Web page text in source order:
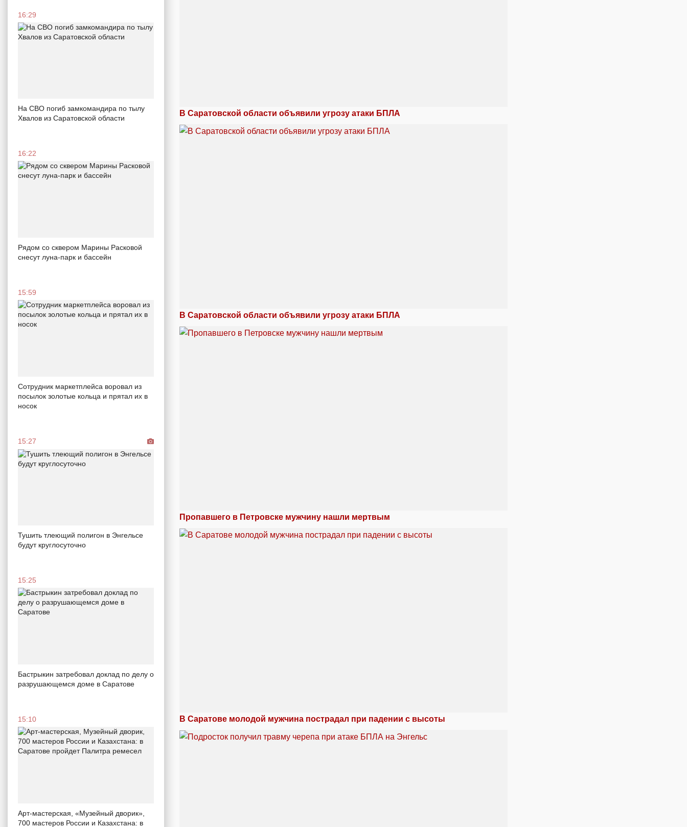
16:29
На СВО погиб замкомандира по тылу
Хвалов из Саратовской области
16:22
Рядом со сквером Марины Расковой
снесут луна-парк и бассейн
15:59
Сотрудник маркетплейса воровал из
посылок золотые кольца и прятал их в
носок
15:27
Тушить тлеющий полигон в Энгельсе
будут круглосуточно
15:25
Бастрыкин затребовал доклад по делу о
разрушающемся доме в Саратове
15:10
Арт-мастерская, «Музейный дворик»,
700 мастеров России и Казахстана: в
В Саратовской области объявили угрозу атаки БПЛА
В Саратовской области объявили угрозу атаки БПЛА
Пропавшего в Петровске мужчину нашли мертвым
В Саратове молодой мужчина пострадал при падении с высоты